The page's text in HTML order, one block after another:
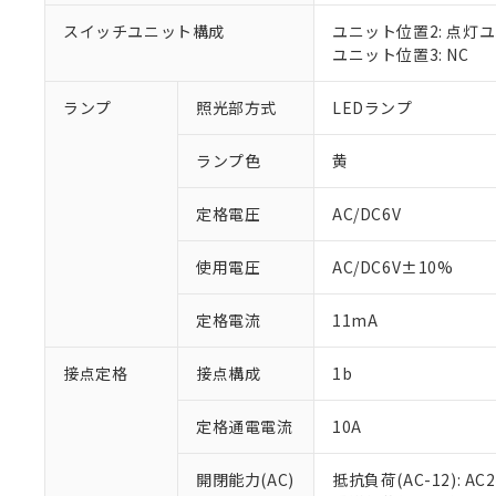
スイッチユニット構成
ユニット位置2: 点灯
ユニット位置3: NC
ランプ 照光部方式 LEDランプ
ランプ色 黄
定格電圧 AC/DC6V
使用電圧 AC/DC6V±10%
定格電流 11mA
接点定格 接点構成 1b
定格通電電流 10A
開閉能力(AC)
抵抗負荷(AC-12):
ご利用条件
本サービス
くものです。
当社制御機
在庫状況お
当社販売員
在庫状況お
ている必要
対応済み：EU
対応予定：EU
対応予定なし：
非該当品：ライセ
仕入先様の事情に
*EU RoHS指令（10物質
鉛(Pb) 1000ppm以下、
六価クロム(Cr(Ⅵ))
フタル酸ビス(2-エチル
ル（DBP） 1000ppm
但し、RoHS指令で産業
フタル酸エステル類の
※2 対応予定月
部品在庫の切り替
※1 中国
「×」：最大均質
「－」：未確認で
Pb(鉛) :1000ppm、 Hg(
DEHP(フタル酸ビス(2-
「ｅ」：有害物質
「10」：通常の使
味します。
当社は、こ
う）を輸出
などの必要
当社は規制
たしません。
記
号
○ 一定数
△ 一定数
－
在庫な
空
受注生